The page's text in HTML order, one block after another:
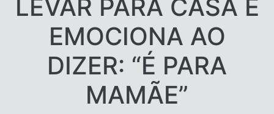
LEVAR PARA CASA E
EMOCIONA AO
DIZER: “É PARA
MAMÃE”